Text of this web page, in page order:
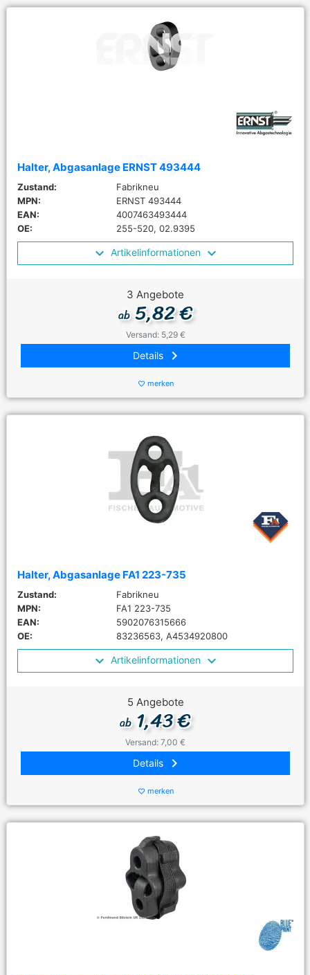
Halter, Abgasanlage ERNST 493444
Zustand:
Fabrikneu
MPN:
ERNST 493444
EAN:
4007463493444
OE:
255-520, 02.9395
Artikelinformationen
3 Angebote
ab5,82 €
Versand: 5,29 €
Details keyboard_arrow_right
favorite_border merken
Halter, Abgasanlage FA1 223-735
Zustand:
Fabrikneu
MPN:
FA1 223-735
EAN:
5902076315666
OE:
83236563, A4534920800
Artikelinformationen
5 Angebote
ab1,43 €
Versand: 7,00 €
Details keyboard_arrow_right
favorite_border merken